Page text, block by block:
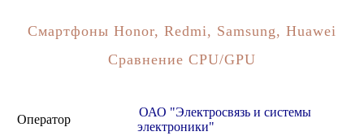
Смартфоны Honor, Redmi, Samsung, Huawei
Сравнение CPU/GPU
Оператор
ОАО "Электросвязь и системы
электроники"